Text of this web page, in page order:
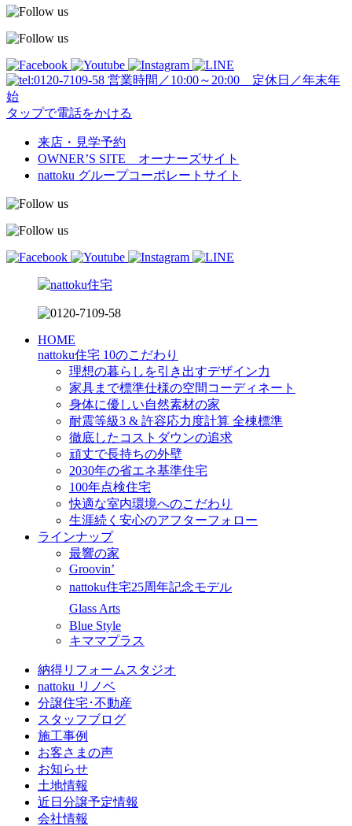
営業時間／10:00～20:00 定休日／年末年
始
タップで電話をかける
来店・見学予約
OWNER’S SITE オーナーズサイト
nattoku グループコーポレートサイト
HOME
nattoku住宅 10のこだわり
理想の暮らしを引き出すデザイン力
家具まで標準仕様の空間コーディネート
身体に優しい自然素材の家
耐震等級3 & 許容応力度計算 全棟標準
徹底したコストダウンの追求
頑丈で長持ちの外壁
2030年の省エネ基準住宅
100年点検住宅
快適な室内環境へのこだわり
生涯続く安心のアフターフォロー
ラインナップ
最響の家
Groovin’
nattoku住宅25周年記念モデル
Glass Arts
Blue Style
キママプラス
納得リフォームスタジオ
nattoku リノベ
分譲住宅･不動産
スタッフブログ
施工事例
お客さまの声
お知らせ
土地情報
近日分譲予定情報
会社情報